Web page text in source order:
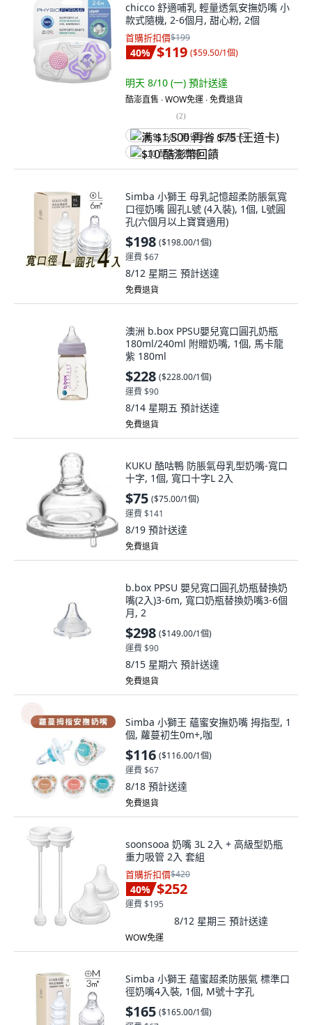
chicco 舒適哺乳 輕量透氣安撫奶嘴 小
款式隨機, 2-6個月, 甜心粉, 2個
首購折扣價$199
40% $119 ($59.50/1個)
明天 8/10 (一) 預計送達
酷澎直售 ∙ WOW免運 ∙ 免費退貨
(2)
满 $1,500 再省 $75 (王道卡)
$10 酷澎幣回饋
Simba 小獅王 母乳記憶超柔防脹氣寬
口徑奶嘴 圓孔L號 (4入裝), 1個, L號圓
孔(六個月以上寶寶適用)
$198 ($198.00/1個)
運費 $67
8/12 星期三 預計送達
免費退貨
澳洲 b.box PPSU嬰兒寬口圓孔奶瓶
180ml/240ml 附贈奶嘴, 1個, 馬卡龍
紫 180ml
$228 ($228.00/1個)
運費 $90
8/14 星期五 預計送達
免費退貨
KUKU 酷咕鴨 防脹氣母乳型奶嘴-寬口
十字, 1個, 寬口十字L 2入
$75 ($75.00/1個)
運費 $141
8/19 預計送達
免費退貨
b.box PPSU 嬰兒寬口圓孔奶瓶替換奶
嘴(2入)3-6m, 寬口奶瓶替換奶嘴3-6個
月, 2
$298 ($149.00/1個)
運費 $90
8/15 星期六 預計送達
免費退貨
Simba 小獅王 蘊蜜安撫奶嘴 拇指型, 1
個, 蘿蔓初生0m+,咖
$116 ($116.00/1個)
運費 $67
8/18 預計送達
免費退貨
soonsooa 奶嘴 3L 2入 + 高級型奶瓶
重力吸管 2入 套組
首購折扣價$420
40% $252
運費 $195
8/12 星期三 預計送達
WOW免運
Simba 小獅王 蘊蜜超柔防脹氣 標準口
徑奶嘴4入裝, 1個, M號十字孔
$165 ($165.00/1個)